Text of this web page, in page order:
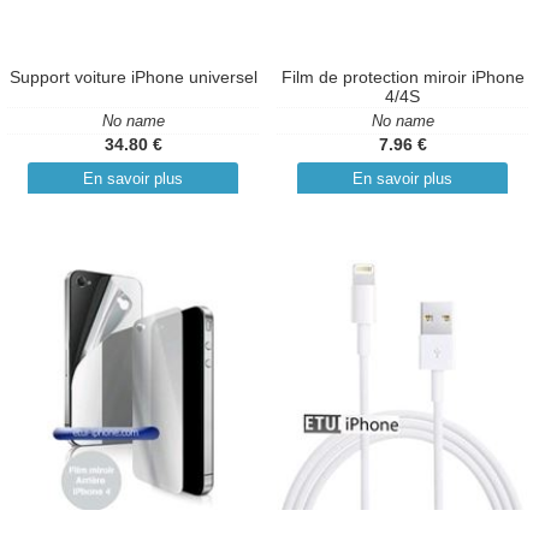
Support voiture iPhone universel
No name
34.80 €
En savoir plus
Film de protection miroir iPhone
4/4S
No name
7.96 €
En savoir plus